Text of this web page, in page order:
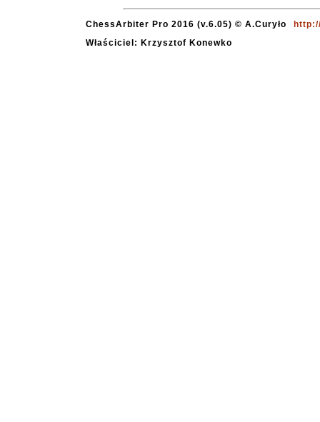
ChessArbiter Pro 2016 (v.6.05) © A.Curyło
Właściciel: Krzysztof Konewko